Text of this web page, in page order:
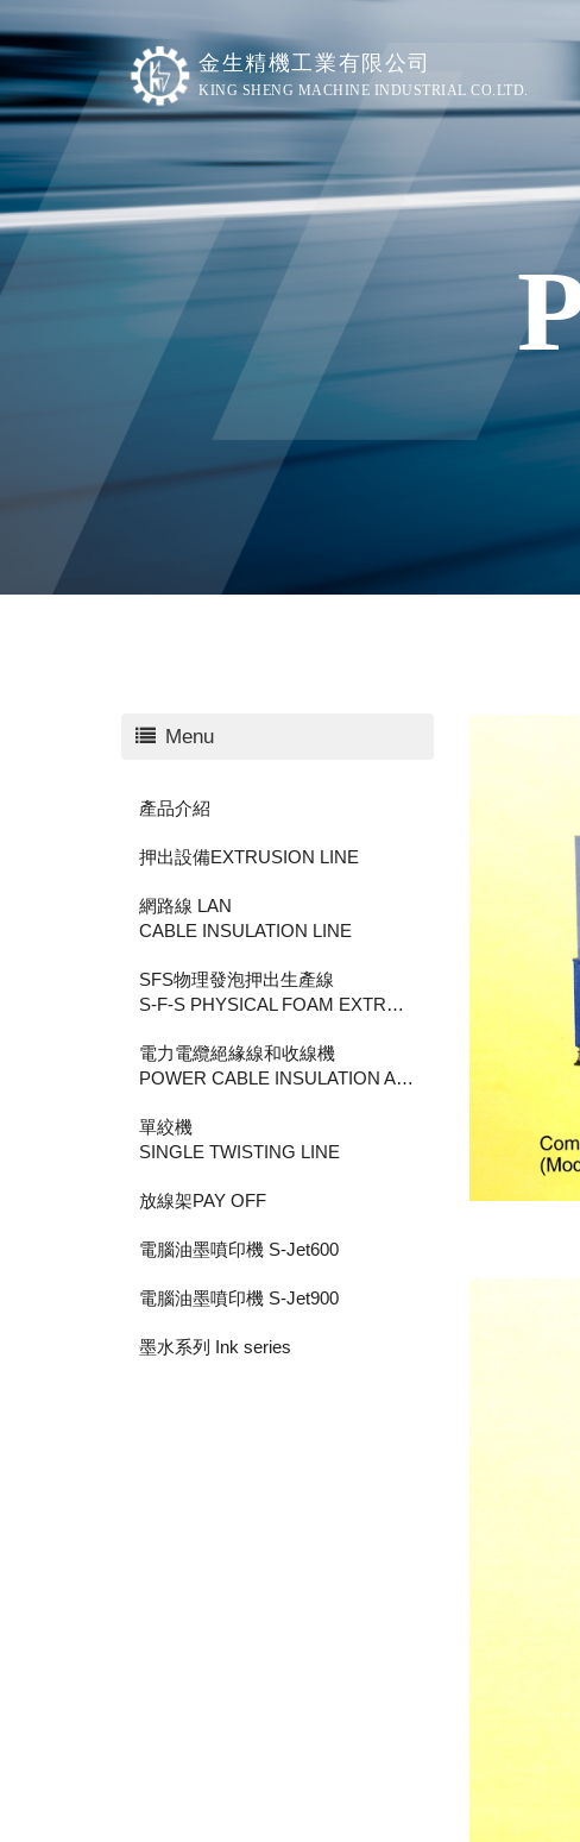
金生精機工業有限公司
KING SHENG MACHINE INDUSTRIAL CO.LTD.
Menu
產品介紹
押出設備EXTRUSION LINE
網路線 LAN
CABLE INSULATION LINE
SFS物理發泡押出生產線
S-F-S PHYSICAL FOAM EXTRUSION LINE
電力電纜絕緣線和收線機
POWER CABLE INSULATION AND SHEATHING LINE
單絞機
SINGLE TWISTING LINE
放線架PAY OFF
電腦油墨噴印機 S-Jet600
電腦油墨噴印機 S-Jet900
墨水系列 Ink series